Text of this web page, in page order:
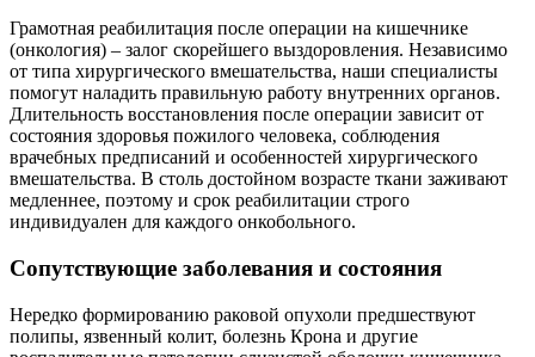
Грамотная реабилитация после операции на кишечнике
(онкология) – залог скорейшего выздоровления. Независимо
от типа хирургического вмешательства, наши специалисты
помогут наладить правильную работу внутренних органов.
Длительность восстановления после операции зависит от
состояния здоровья пожилого человека, соблюдения
врачебных предписаний и особенностей хирургического
вмешательства. В столь достойном возрасте ткани заживают
медленнее, поэтому и срок реабилитации строго
индивидуален для каждого онкобольного.
Сопутствующие заболевания и состояния
Нередко формированию раковой опухоли предшествуют
полипы, язвенный колит, болезнь Крона и другие